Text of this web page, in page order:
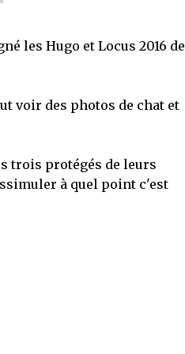
les Hugo et Locus 2016 de
voir des photos de chat et
trois protégés de leurs
à quel point c'est